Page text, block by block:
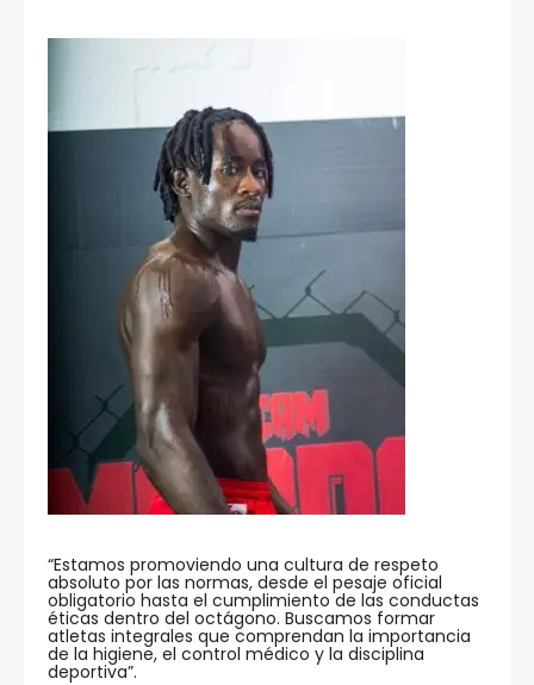
“Estamos promoviendo una cultura de respeto
absoluto por las normas, desde el pesaje oficial
obligatorio hasta el cumplimiento de las conductas
éticas dentro del octágono. Buscamos formar
atletas integrales que comprendan la importancia
de la higiene, el control médico y la disciplina
deportiva”.